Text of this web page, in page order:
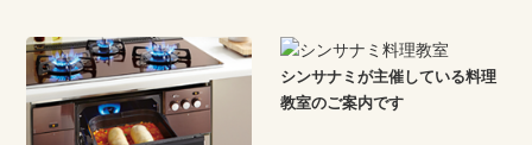
シンサナミが主催している料理
教室のご案内です